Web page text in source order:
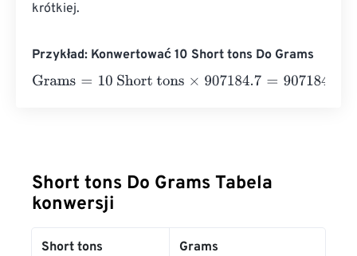
krótkiej.
Przykład: Konwertować 10 Short tons Do Grams
Grams= 10 Short tons ×907184.7=9071847 Grams
Short tons Do Grams Tabela
konwersji
Short tons Grams